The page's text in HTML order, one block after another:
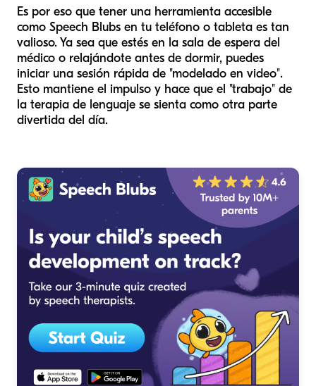
Es por eso que tener una herramienta accesible
como Speech Blubs en tu teléfono o tableta es tan
valioso. Ya sea que estés en la sala de espera del
médico o relajándote antes de dormir, puedes
iniciar una sesión rápida de "modelado en video".
Esto mantiene el impulso y hace que el "trabajo" de
la terapia de lenguaje se sienta como otra parte
divertida del día.